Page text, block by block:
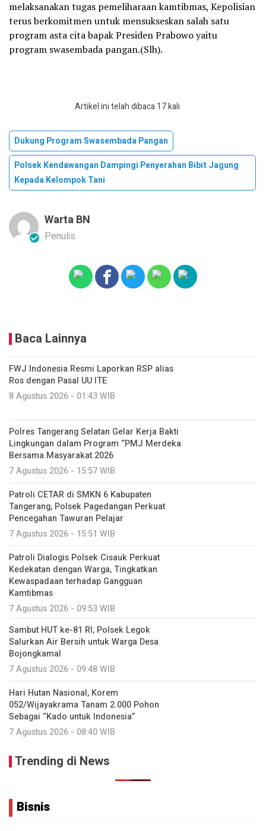
melaksanakan tugas pemeliharaan kamtibmas, Kepolisian
terus berkomitmen untuk mensukseskan salah satu
program asta cita bapak Presiden Prabowo yaitu
program swasembada pangan.(Slh).
Artikel ini telah dibaca 17 kali
Dukung Program Swasembada Pangan
Polsek Kendawangan Dampingi Penyerahan Bibit Jagung
Kepada Kelompok Tani
Warta BN
Penulis
Baca Lainnya
FWJ Indonesia Resmi Laporkan RSP alias
Ros dengan Pasal UU ITE
8 Agustus 2026 - 01:43 WIB
Polres Tangerang Selatan Gelar Kerja Bakti
Lingkungan dalam Program “PMJ Merdeka
Bersama Masyarakat 2026
7 Agustus 2026 - 15:57 WIB
Patroli CETAR di SMKN 6 Kabupaten
Tangerang, Polsek Pagedangan Perkuat
Pencegahan Tawuran Pelajar
7 Agustus 2026 - 15:51 WIB
Patroli Dialogis Polsek Cisauk Perkuat
Kedekatan dengan Warga, Tingkatkan
Kewaspadaan terhadap Gangguan
Kamtibmas
7 Agustus 2026 - 09:53 WIB
Sambut HUT ke-81 RI, Polsek Legok
Salurkan Air Bersih untuk Warga Desa
Bojongkamal
7 Agustus 2026 - 09:48 WIB
Hari Hutan Nasional, Korem
052/Wijayakrama Tanam 2.000 Pohon
Sebagai “Kado untuk Indonesia”
7 Agustus 2026 - 08:40 WIB
Trending di News
Bisnis